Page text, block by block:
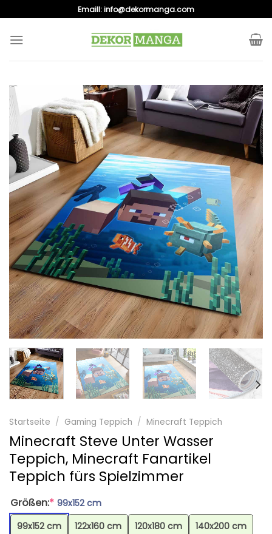
to
content
Emaill:info@dekormanga.com
Startseite / Gaming Teppich / Minecraft Teppich
Minecraft Steve Unter Wasser
Teppich, Minecraft Fanartikel
Teppich fürs Spielzimmer
Größen:* 99x152 cm
99x152 cm
122x160 cm 120x180 cm 140x200 cm